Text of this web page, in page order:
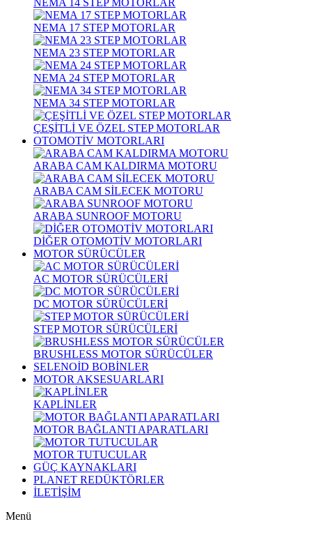
NEMA 14 STEP MOTORLAR
NEMA 17 STEP MOTORLAR
NEMA 23 STEP MOTORLAR
NEMA 24 STEP MOTORLAR
NEMA 34 STEP MOTORLAR
ÇEŞİTLİ VE ÖZEL STEP MOTORLAR
OTOMOTİV MOTORLARI
ARABA CAM KALDIRMA MOTORU
ARABA CAM SİLECEK MOTORU
ARABA SUNROOF MOTORU
DİĞER OTOMOTİV MOTORLARI
MOTOR SÜRÜCÜLER
AC MOTOR SÜRÜCÜLERİ
DC MOTOR SÜRÜCÜLERİ
STEP MOTOR SÜRÜCÜLERİ
BRUSHLESS MOTOR SÜRÜCÜLER
SELENOİD BOBİNLER
MOTOR AKSESUARLARI
KAPLİNLER
MOTOR BAĞLANTI APARATLARI
MOTOR TUTUCULAR
GÜÇ KAYNAKLARI
PLANET REDÜKTÖRLER
İLETİŞİM
Menü